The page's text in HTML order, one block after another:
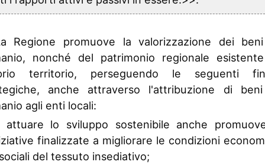
05/2012 al 27/07/2012
15/03/2012 al 03/05/2012
01/2012 al 14/03/2012
12/2011 al 31/12/2011
08/2011 al 07/12/2011
06/2011 al 24/08/2011
04/2011 al 08/06/2011
05/01/2011 al 06/04/2011
Regione promuove la valorizzazione dei
nonché del patrimonio regionale
territorio, perseguendo le seguenti
anche attraverso l'attribuzione di
agli enti locali:
attuare lo sviluppo sostenibile anche
finalizzate a migliorare le condizioni
del tessuto insediativo;